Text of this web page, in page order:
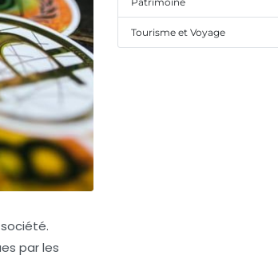
société.
par les
Tourisme et Voyage